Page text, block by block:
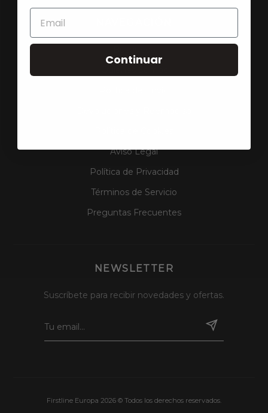
Aviso Legal
Política de Privacidad
Términos de Servicio
Preguntas Frecuentes
NEWSLETTER
Suscríbete para recibir novedades y ofertas.
Firstline Europa 2026 © Todos los derechos reservados.
Continuar